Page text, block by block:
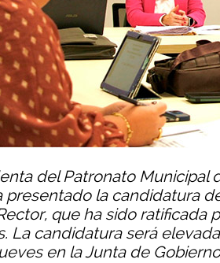
del Patronato Municipal
presentado la candidatura
que ha sido ratificada
La candidatura será
en la Junta de